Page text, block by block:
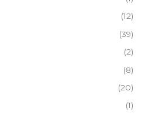
(12)
(39)
(2)
(8)
(20)
(1)